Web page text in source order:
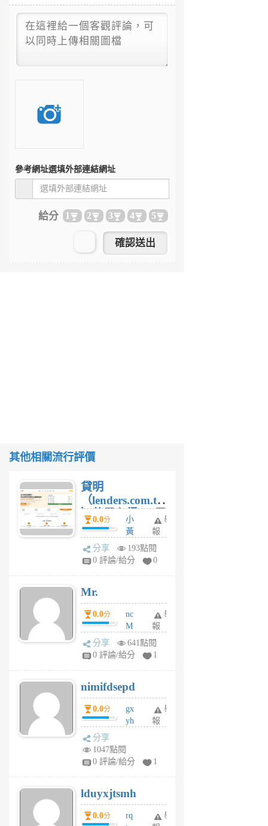
參考網址選填外部連結網址
給分 1 2 3 4 5
其他相關流行評價
貸明
（lenders.com.tw
）使用心得 — 民
間貸款比較平台
體驗
0.0分
小
黃
蜂
1
舉
報
分享
193點閱
0 評論/給分
0
Mr.
0.0分
nc
M
U
F
U
5
個
月
舉
報
分享
641點閱
0 評論/給分
1
nimifdsepd
0.0分
gx
yh
jl
月
前
舉
報
分享
1047點閱
0 評論/給分
1
lduyxjtsmh
0.0分
rq
舉